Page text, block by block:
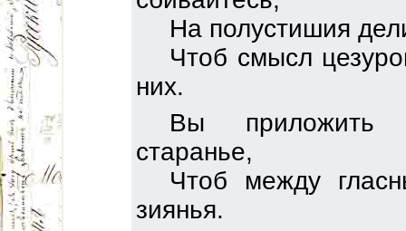
На полустишия
Чтоб смысл
них.
Вы приложить
старанье,
Чтоб между
зиянья.